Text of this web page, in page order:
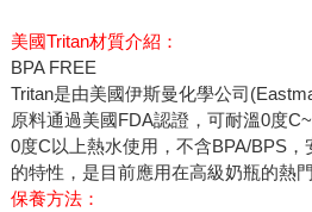
美國Tritan材質介紹：
BPA FREE
Tritan是由美國伊斯曼化學公司
原料通過美國FDA認證，可耐溫0度
0度C以上熱水使用，不含BPA/BPS
的特性，是目前應用在高級奶瓶的熱門
保養方法：